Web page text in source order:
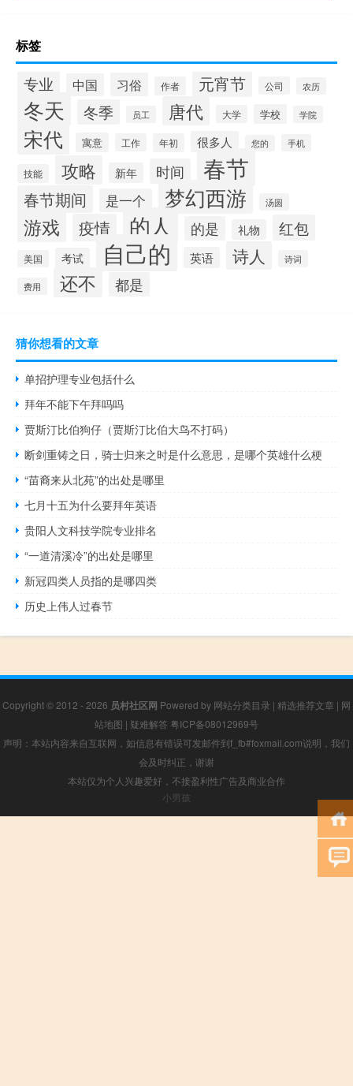
标签
专业 中国 习俗 作者 元宵节 公司 农历
冬天 冬季 员工 唐代 大学 学校 学院
宋代 寓意 工作 年初 很多人 您的 手机
技能 攻略 新年 时间 春节
春节期间 是一个 梦幻西游 汤圆
游戏 疫情 的人 的是 礼物 红包
美国 考试 自己的 英语 诗人 诗词
费用 还不 都是
猜你想看的文章
单招护理专业包括什么
拜年不能下午拜吗吗
贾斯汀比伯狗仔（贾斯汀比伯大鸟不打码）
断剑重铸之日，骑士归来之时是什么意思，是哪个英雄什么梗
“苗裔来从北苑”的出处是哪里
七月十五为什么要拜年英语
贵阳人文科技学院专业排名
“一道清溪冷”的出处是哪里
新冠四类人员指的是哪四类
历史上伟人过春节
Copyright © 2012 - 2026 员村社区网 Powered by 网站分类目录 | 精选推荐文章 | 网
站地图 | 疑难解答 粤ICP备08012969号
声明：本站内容来自互联网，如信息有错误可发邮件到f_fb#foxmail.com说明，我们
会及时纠正，谢谢
本站仅为个人兴趣爱好，不接盈利性广告及商业合作
小男孩